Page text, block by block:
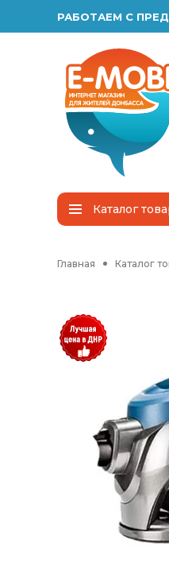
РАБОТАЕМ С
Каталог
Главная Каталог